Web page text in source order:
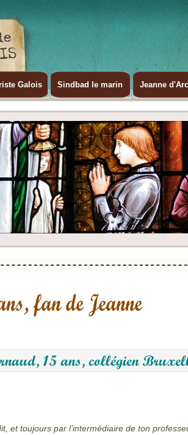
Galois Sindbad le marin Jeanne d'Arc
et toujours par l’intermédiaire de ton